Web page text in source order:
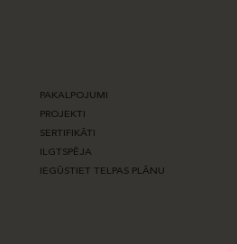
PAKALPOJUMI
PROJEKTI
SERTIFIKĀTI
ILGTSPĒJA
IEGŪSTIET TELPAS PLĀNU